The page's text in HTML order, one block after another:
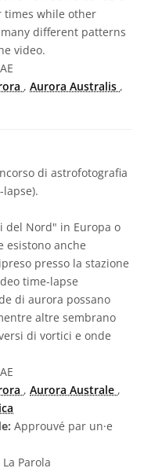
times while other
different patterns
video.
, Aurora Australis ,
di astrofotografia
lapse).
del Nord" in Europa o
esistono anche
presso la stazione
time-lapse
di aurora possano
altre sembrano
di vortici e onde
, Aurora Australe ,
Approuvé par un·e
Parola